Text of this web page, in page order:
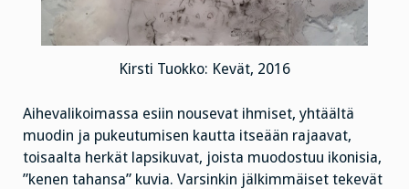
Kirsti Tuokko: Kevät, 2016
Aihevalikoimassa esiin nousevat ihmiset, yhtäältä
muodin ja pukeutumisen kautta itseään rajaavat,
toisaalta herkät lapsikuvat, joista muodostuu ikonisia,
”kenen tahansa” kuvia. Varsinkin jälkimmäiset tekevät